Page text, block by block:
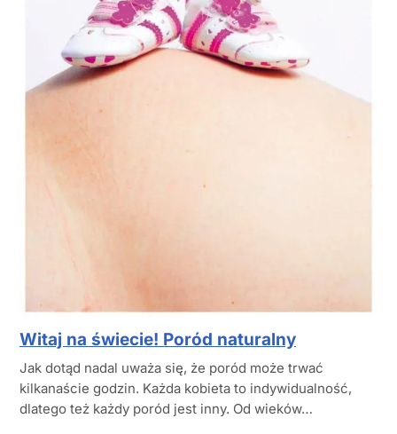
Witaj na świecie! Poród naturalny
Jak dotąd nadal uważa się, że poród może trwać
kilkanaście godzin. Każda kobieta to indywidualność,
dlatego też każdy poród jest inny. Od wieków…